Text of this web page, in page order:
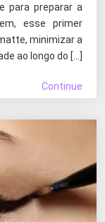
para preparar a
esse primer
minimizar a
ao longo do […]
Continue